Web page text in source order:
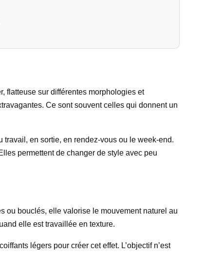
flatteuse sur différentes morphologies et
Ce sont souvent celles qui donnent un
en sortie, en rendez-vous ou le week-end.
permettent de changer de style avec peu
ou bouclés, elle valorise le mouvement naturel au
elle est travaillée en texture.
légers pour créer cet effet. L’objectif n’est